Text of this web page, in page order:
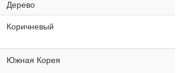
Дерево
Коричневый
Южная Корея